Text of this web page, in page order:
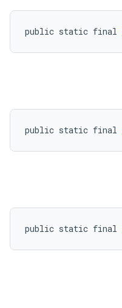
public static final
public static final
public static final